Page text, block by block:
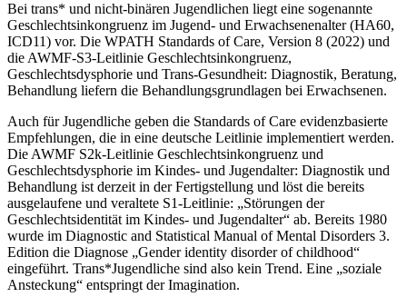
Bei trans* und nicht-binären Jugendlichen liegt eine sogenannte
Geschlechtsinkongruenz im Jugend- und Erwachsenenalter (HA60,
ICD11) vor. Die WPATH Standards of Care, Version 8 (2022) und
die AWMF-S3-Leitlinie Geschlechtsinkongruenz,
Geschlechtsdysphorie und Trans-Gesundheit: Diagnostik, Beratung,
Behandlung liefern die Behandlungsgrundlagen bei Erwachsenen.
Auch für Jugendliche geben die Standards of Care evidenzbasierte
Empfehlungen, die in eine deutsche Leitlinie implementiert werden.
Die AWMF S2k-Leitlinie Geschlechtsinkongruenz und
Geschlechtsdysphorie im Kindes- und Jugendalter: Diagnostik und
Behandlung ist derzeit in der Fertigstellung und löst die bereits
ausgelaufene und veraltete S1-Leitlinie: „Störungen der
Geschlechtsidentität im Kindes- und Jugendalter“ ab. Bereits 1980
wurde im Diagnostic and Statistical Manual of Mental Disorders 3.
Edition die Diagnose „Gender identity disorder of childhood“
eingeführt. Trans*Jugendliche sind also kein Trend. Eine „soziale
Ansteckung“ entspringt der Imagination.